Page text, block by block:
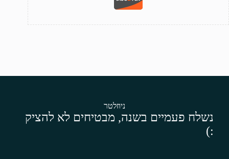
ניוזלטר
נשלח פעמיים בשנה, מבטיחים לא להציק
:)